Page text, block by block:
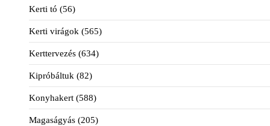
Kerti tó (56)
Kerti virágok (565)
Kerttervezés (634)
Kipróbáltuk (82)
Konyhakert (588)
Magaságyás (205)